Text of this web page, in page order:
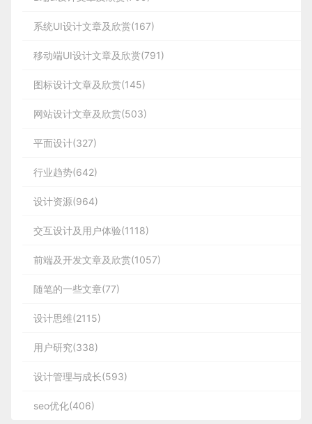
系统UI设计文章及欣赏(167)
移动端UI设计文章及欣赏(791)
图标设计文章及欣赏(145)
网站设计文章及欣赏(503)
平面设计(327)
行业趋势(642)
设计资源(964)
交互设计及用户体验(1118)
前端及开发文章及欣赏(1057)
随笔的一些文章(77)
设计思维(2115)
用户研究(338)
设计管理与成长(593)
seo优化(406)